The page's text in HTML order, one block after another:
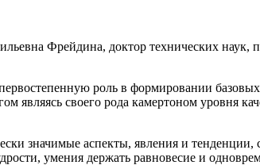
Фрейдина, доктор технических
роль в формировании
являясь своего рода камертоном уровня
значимые аспекты, явления и
умения держать равновесие и